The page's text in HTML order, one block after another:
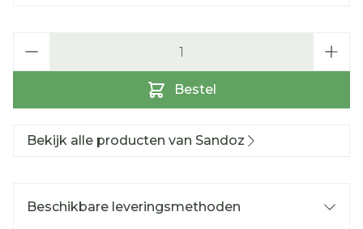
Bestel
Bekijk alle producten van Sandoz
Beschikbare leveringsmethoden